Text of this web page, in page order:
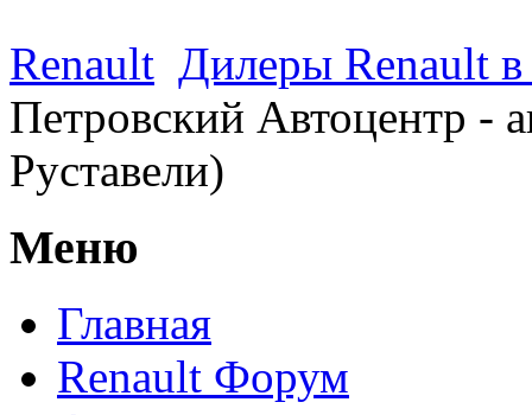
Renault Дилеры Renault в
Петровский Автоцентр -
Руставели)
Меню
Главная
Renault Форум